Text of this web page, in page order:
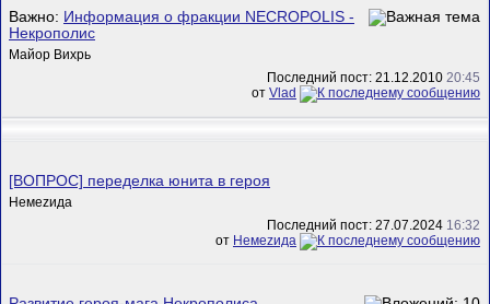
Важно: Информация о фракции NECROPOLIS -
Некрополис
Майор Вихрь
Последний пост: 21.12.2010 20:45
от Vlad
[ВОПРОС] переделка юнита в героя
Немеzида
Последний пост: 27.07.2024 16:32
от Немеzида